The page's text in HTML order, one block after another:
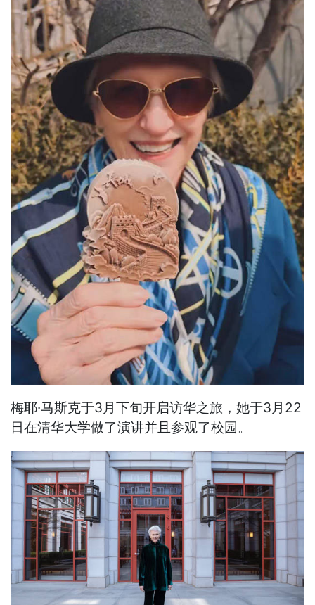
梅耶·马斯克于3月下旬开启访华之旅，她于3月22
日在清华大学做了演讲并且参观了校园。